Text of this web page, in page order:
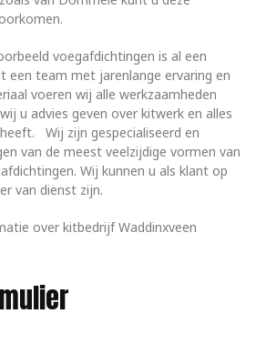
voegafdichtingen is al een
een team met jarenlange ervaring en
voeren wij alle werkzaamheden
u advies geven over kitwerk en alles
Wij zijn gespecialiseerd en
van de meest veelzijdige vormen van
Wij kunnen u als klant op
van dienst zijn.
over kitbedrijf Waddinxveen